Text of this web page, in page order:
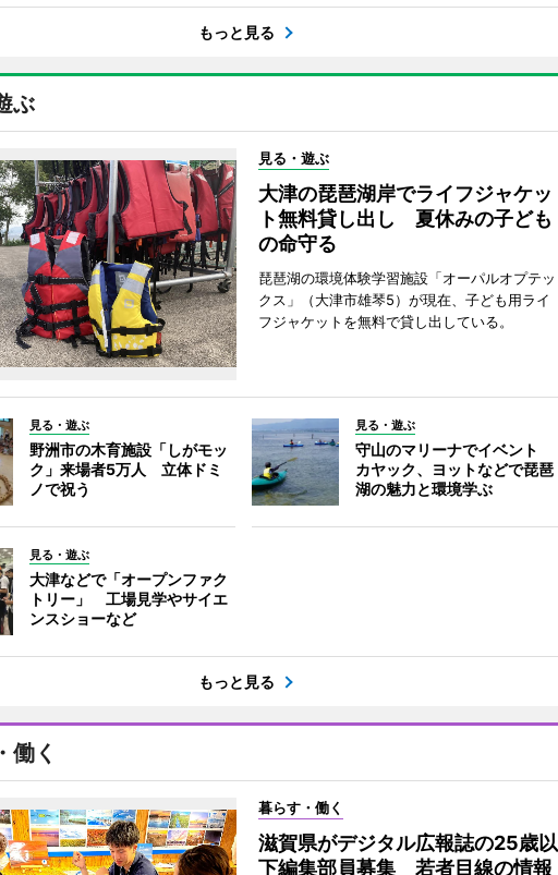
もっと見る
ぶ
見る・遊ぶ
大津の琵琶湖岸でライフジャケッ
ト無料貸し出し 夏休みの子ども
の命守る
琵琶湖の環境体験学習施設「オーパルオプテッ
クス」（大津市雄琴5）が現在、子ども用ライ
フジャケットを無料で貸し出している。
見る・遊ぶ
野洲市の木育施設「しがモッ
ク」来場者5万人 立体ドミ
ノで祝う
見る・遊ぶ
守山のマリーナでイベント
カヤック、ヨットなどで琵琶
湖の魅力と環境学ぶ
見る・遊ぶ
大津などで「オープンファク
トリー」 工場見学やサイエ
ンスショーなど
もっと見る
働く
暮らす・働く
滋賀県がデジタル広報誌の25歳以
下編集部員募集 若者目線の情報